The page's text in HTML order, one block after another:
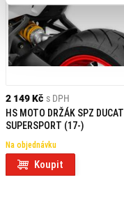
2 149 Kč s DPH
HS MOTO DRŽÁK SPZ DUCATI
SUPERSPORT (17-)
Na objednávku
Koupit